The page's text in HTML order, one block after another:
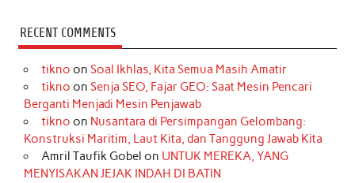
c
e
b
o
k
s
t
a
r
a
m
k
T
o
k
t
e
e
s
t
k
e
d
I
n
t
t
r
T
u
e
RECENT COMMENTS
tikno on Soal Ikhlas, Kita Semua Masih Amatir
tikno on Senja SEO, Fajar GEO: Saat Mesin Pencari
Berganti Menjadi Mesin Penjawab
tikno on Nusantara di Persimpangan Gelombang:
Konstruksi Maritim, Laut Kita, dan Tanggung Jawab Kita
Amril Taufik Gobel on UNTUK MEREKA, YANG
MENYISAKAN JEJAK INDAH DI BATIN